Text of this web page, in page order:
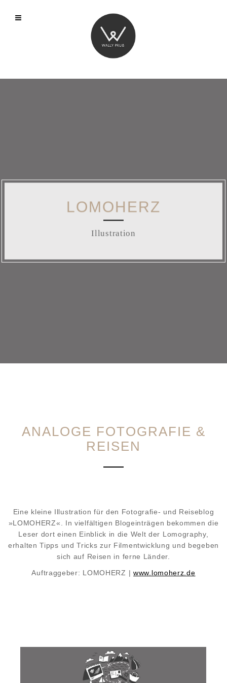
LOMOHERZ
Illustration
ANALOGE FOTOGRAFIE &
REISEN
Eine kleine Illustration für den Fotografie- und Reiseblog
»LOMOHERZ«. In vielfältigen Blogeinträgen bekommen die
Leser dort einen Einblick in die Welt der Lomography,
erhalten Tipps und Tricks zur Filmentwicklung und begeben
sich auf Reisen in ferne Länder.
Auftraggeber: LOMOHERZ | www.lomoherz.de